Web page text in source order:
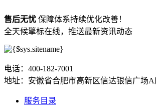
售后无忧 保障体系持续优化改善！
全天候擎标在线，推送最新资讯动态
电话：400-182-7001
地址：安徽省合肥市高新区信达银信广场A
服务目录